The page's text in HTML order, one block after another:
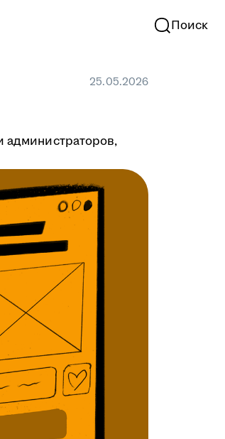
Поиск
25.05.2026
администраторов,